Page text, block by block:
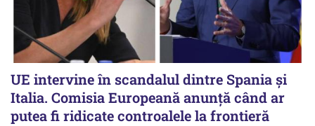
UE intervine în scandalul dintre Spania și
Italia. Comisia Europeană anunță când ar
putea fi ridicate controalele la frontieră